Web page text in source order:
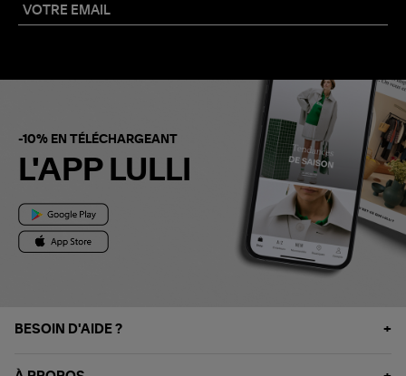
-10% EN TÉLÉCHARGEANT
L'APP LULLI
BESOIN D'AIDE ?